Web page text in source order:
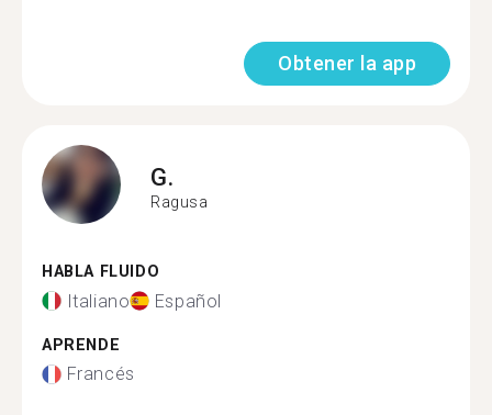
Obtener la app
G.
Ragusa
HABLA FLUIDO
Italiano Español
APRENDE
Francés